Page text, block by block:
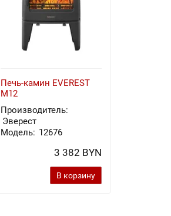
Печь-камин EVEREST
M12
Производитель:
Эверест
Модель: 12676
3 382 BYN
В корзину